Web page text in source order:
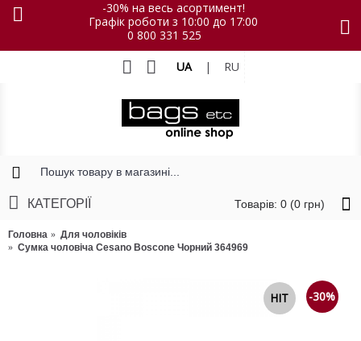
-30% на весь асортимент!
Графік роботи з 10:00 до 17:00
0 800 331 525
UA | RU
Товарів: 0 (0 грн)
КАТЕГОРІЇ
Головна
Для чоловіків
Сумка чоловіча Cesano Boscone Чорний 364969
-30%
HIT